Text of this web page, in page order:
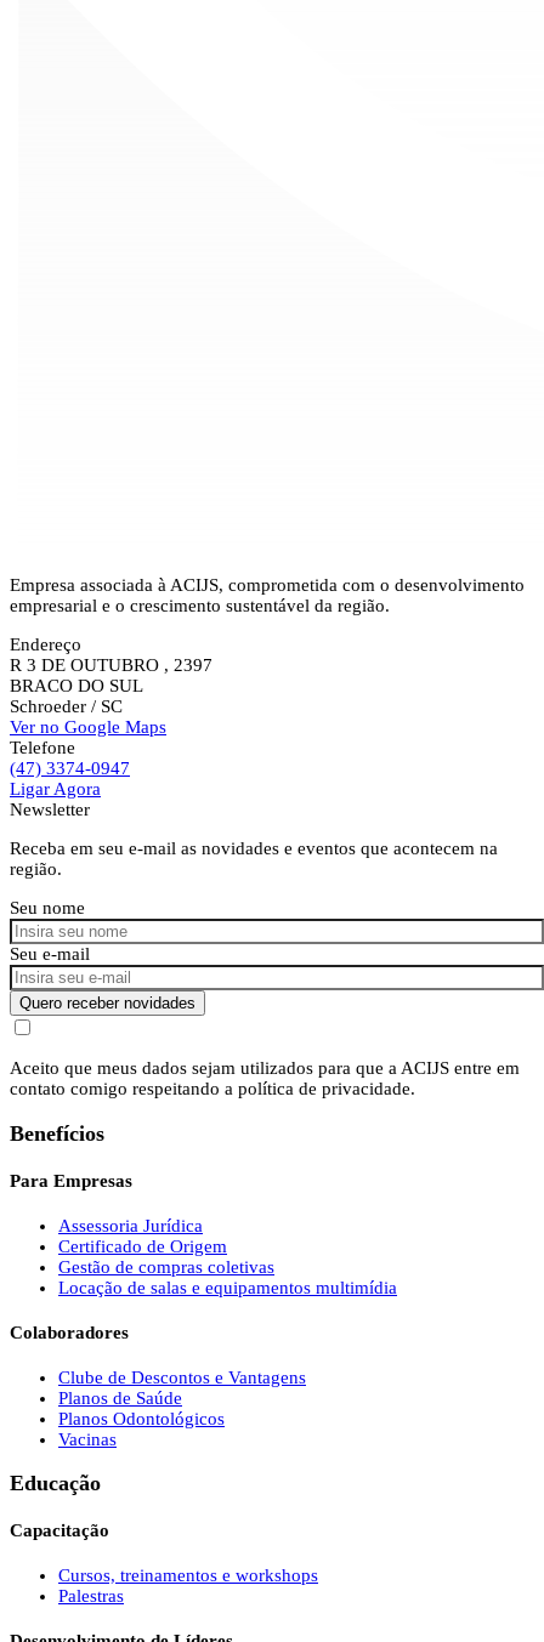
Empresa associada à ACIJS, comprometida com o desenvolvimento
empresarial e o crescimento sustentável da região.
Endereço
R 3 DE OUTUBRO , 2397
BRACO DO SUL
Schroeder / SC
Ver no Google Maps
Telefone
(47) 3374-0947
Ligar Agora
Newsletter
Receba em seu e-mail as novidades e eventos que acontecem na
região.
Seu nome
Seu e-mail
Quero receber novidades
Aceito que meus dados sejam utilizados para que a ACIJS entre em
contato comigo respeitando a política de privacidade.
Benefícios
Para Empresas
Assessoria Jurídica
Certificado de Origem
Gestão de compras coletivas
Locação de salas e equipamentos multimídia
Colaboradores
Clube de Descontos e Vantagens
Planos de Saúde
Planos Odontológicos
Vacinas
Educação
Capacitação
Cursos, treinamentos e workshops
Palestras